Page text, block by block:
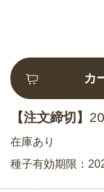
カ
【注文締切】
在庫あり
種子有効期限：